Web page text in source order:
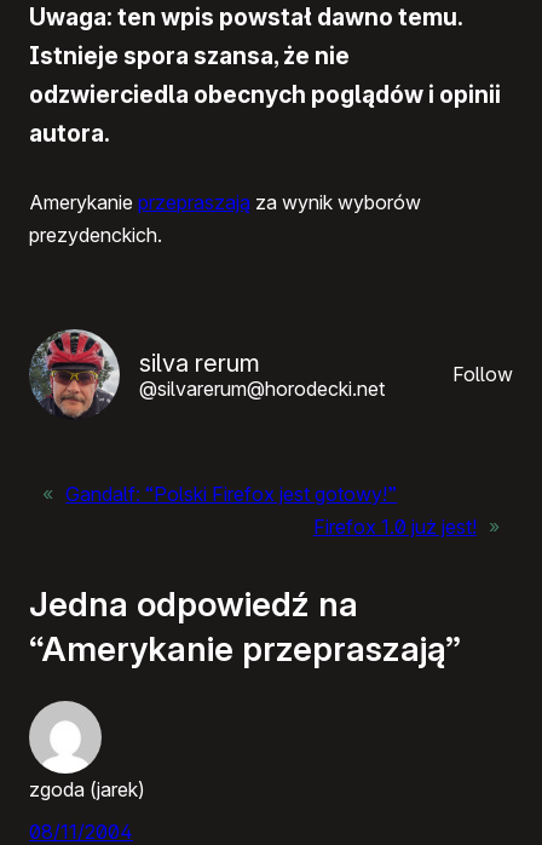
Uwaga: ten wpis powstał dawno temu.
Istnieje spora szansa, że nie
odzwierciedla obecnych poglądów i opinii
autora.
Amerykanie przepraszają za wynik wyborów
prezydenckich.
silva rerum
@silvarerum@horodecki.net
Follow
« Gandalf: “Polski Firefox jest gotowy!”
Firefox 1.0 już jest! »
Jedna odpowiedź na
“Amerykanie przepraszają”
zgoda (jarek)
08/11/2004